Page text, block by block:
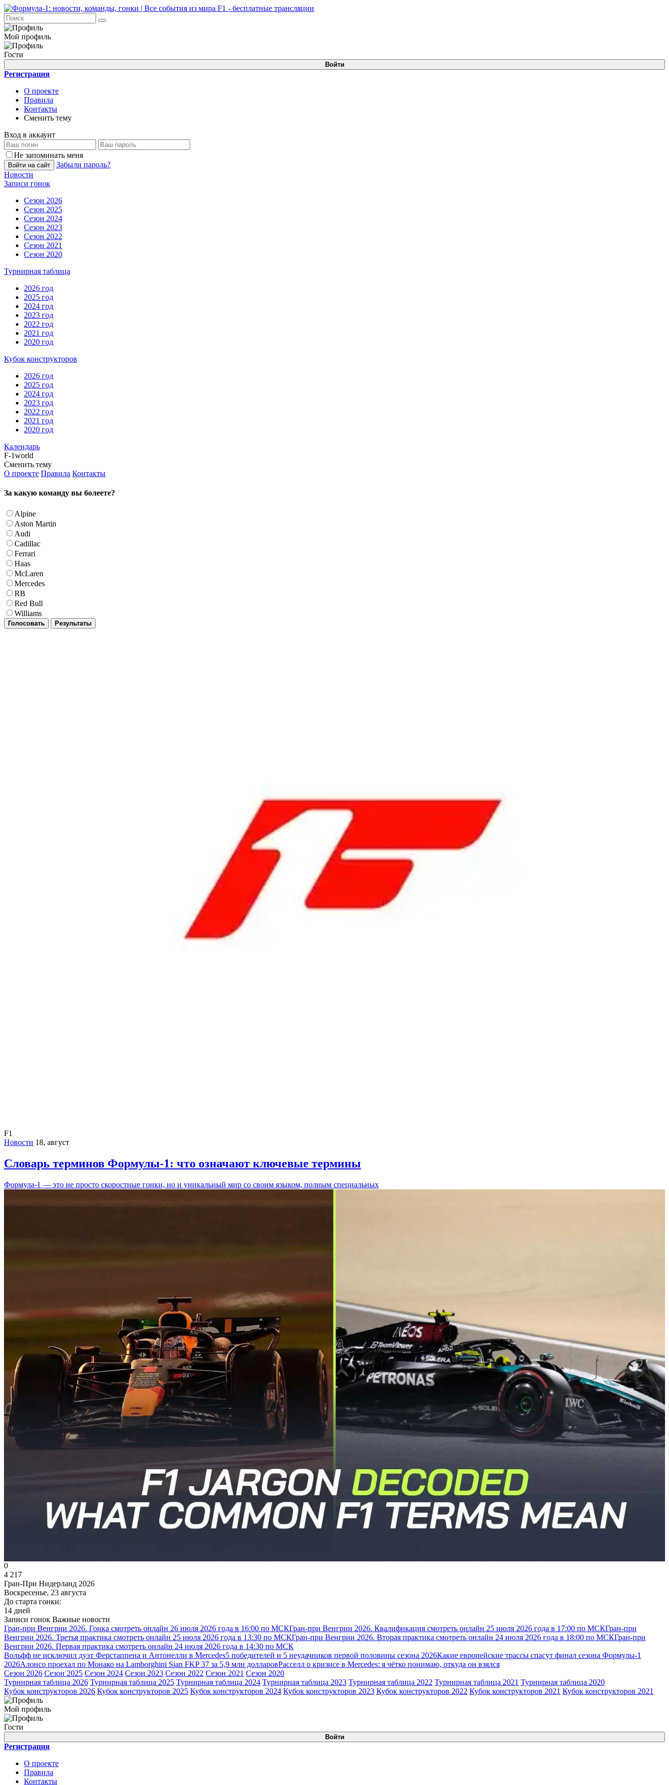
Мой профиль
Гости
Войти
Регистрация
О проекте
Правила
Контакты
Сменить тему
Вход в аккаунт
Не запоминать меня
Войти на сайт
Забыли пароль?
Новости
Записи гонок
Сезон 2026
Сезон 2025
Сезон 2024
Сезон 2023
Сезон 2022
Сезон 2021
Сезон 2020
Турнирная таблица
2026 год
2025 год
2024 год
2023 год
2022 год
2021 год
2020 год
Кубок конструкторов
2026 год
2025 год
2024 год
2023 год
2022 год
2021 год
2020 год
Календарь
F-1world
Сменить тему
О проекте Правила Контакты
За какую команду вы болеете?
Alpine
Aston Martin
Audi
Cadillac
Ferrari
Haas
McLaren
Mercedes
RB
Red Bull
Williams
Голосовать Результаты
F1
Новости 18, август
Словарь терминов Формулы-1: что означают ключевые термины
Формула-1 — это не просто скоростные гонки, но и уникальный мир со своим языком, полным специальных
0
4 217
Гран-При Нидерланд 2026
Воскресенье, 23 августа
До старта гонки:
14 дней
Записи гонок Важные новости
Гран-при Венгрии 2026. Гонка смотреть онлайн 26 июля 2026 года в 16:00 по МСКГран-при Венгрии 2026. Квалификация смотреть онлайн 25 июля 2026 года в 17:00 по МСКГран-при
Венгрии 2026. Третья практика смотреть онлайн 25 июля 2026 года в 13:30 по МСКГран-при Венгрии 2026. Вторая практика смотреть онлайн 24 июля 2026 года в 18:00 по МСКГран-при
Венгрии 2026. Первая практика смотреть онлайн 24 июля 2026 года в 14:30 по МСК
Вольфф не исключил дуэт Ферстаппена и Антонелли в Mercedes5 победителей и 5 неудачников первой половины сезона 2026Какие европейские трассы спасут финал сезона Формулы-1
2026Алонсо проехал по Монако на Lamborghini Sian FKP 37 за 5,9 млн долларовРасселл о кризисе в Mercedes: я чётко понимаю, откуда он взялся
Сезон 2026 Сезон 2025 Сезон 2024 Сезон 2023 Сезон 2022 Сезон 2021 Сезон 2020
Турнирная таблица 2026 Турнирная таблица 2025 Турнирная таблица 2024 Турнирная таблица 2023 Турнирная таблица 2022 Турнирная таблица 2021 Турнирная таблица 2020
Кубок конструкторов 2026 Кубок конструкторов 2025 Кубок конструкторов 2024 Кубок конструкторов 2023 Кубок конструкторов 2022 Кубок конструкторов 2021 Кубок конструкторов 2021
Мой профиль
Гости
Войти
Регистрация
О проекте
Правила
Контакты